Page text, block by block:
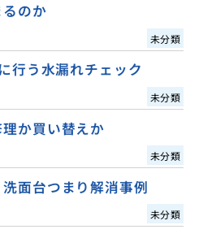
のか
未分類
行う水漏れチェック
未分類
か買い替えか
未分類
面台つまり解消事例
未分類